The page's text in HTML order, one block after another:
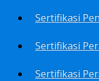
Sertifikasi
Sertifikasi